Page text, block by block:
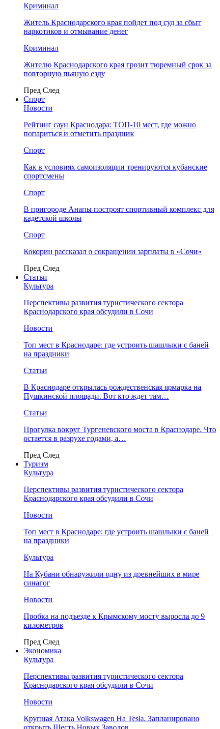
Криминал
Житель Краснодарского края пойдет под суд за сбыт
наркотиков и отмывание денег
Криминал
Жителю Краснодарского края грозит тюремный срок за
повторную пьяную езду
Пред След
Спорт
Новости
Рейтинг саун Краснодара: ТОП-10 мест, где можно
попариться и отметить праздник
Спорт
Как в условиях самоизоляции тренируются кубанские
спортсмены
Спорт
В пригороде Анапы построят спортивный комплекс для
кадетской школы
Спорт
Кокорин рассказал о сокращении зарплаты в «Сочи»
Пред След
Статьи
Культура
Перспективы развития туристического сектора
Краснодарского края обсудили в Сочи
Новости
Топ мест в Краснодаре: где устроить шашлыки с баней
на праздники
Статьи
В Краснодаре открылась рождественская ярмарка на
Пушкинской площади. Вот кто ждет там…
Статьи
Прогулка вокруг Тургеневского моста в Краснодаре. Что
остается в разрухе годами, а…
Пред След
Туризм
Культура
Перспективы развития туристического сектора
Краснодарского края обсудили в Сочи
Новости
Топ мест в Краснодаре: где устроить шашлыки с баней
на праздники
Культура
На Кубани обнаружили одну из древнейших в мире
синагог
Новости
Пробка на подъезде к Крымскому мосту выросла до 9
километров
Пред След
Экономика
Культура
Перспективы развития туристического сектора
Краснодарского края обсудили в Сочи
Новости
Крупная Атака Volkswagen На Tesla. Запланировано
открыть Шесть Новых Заводов